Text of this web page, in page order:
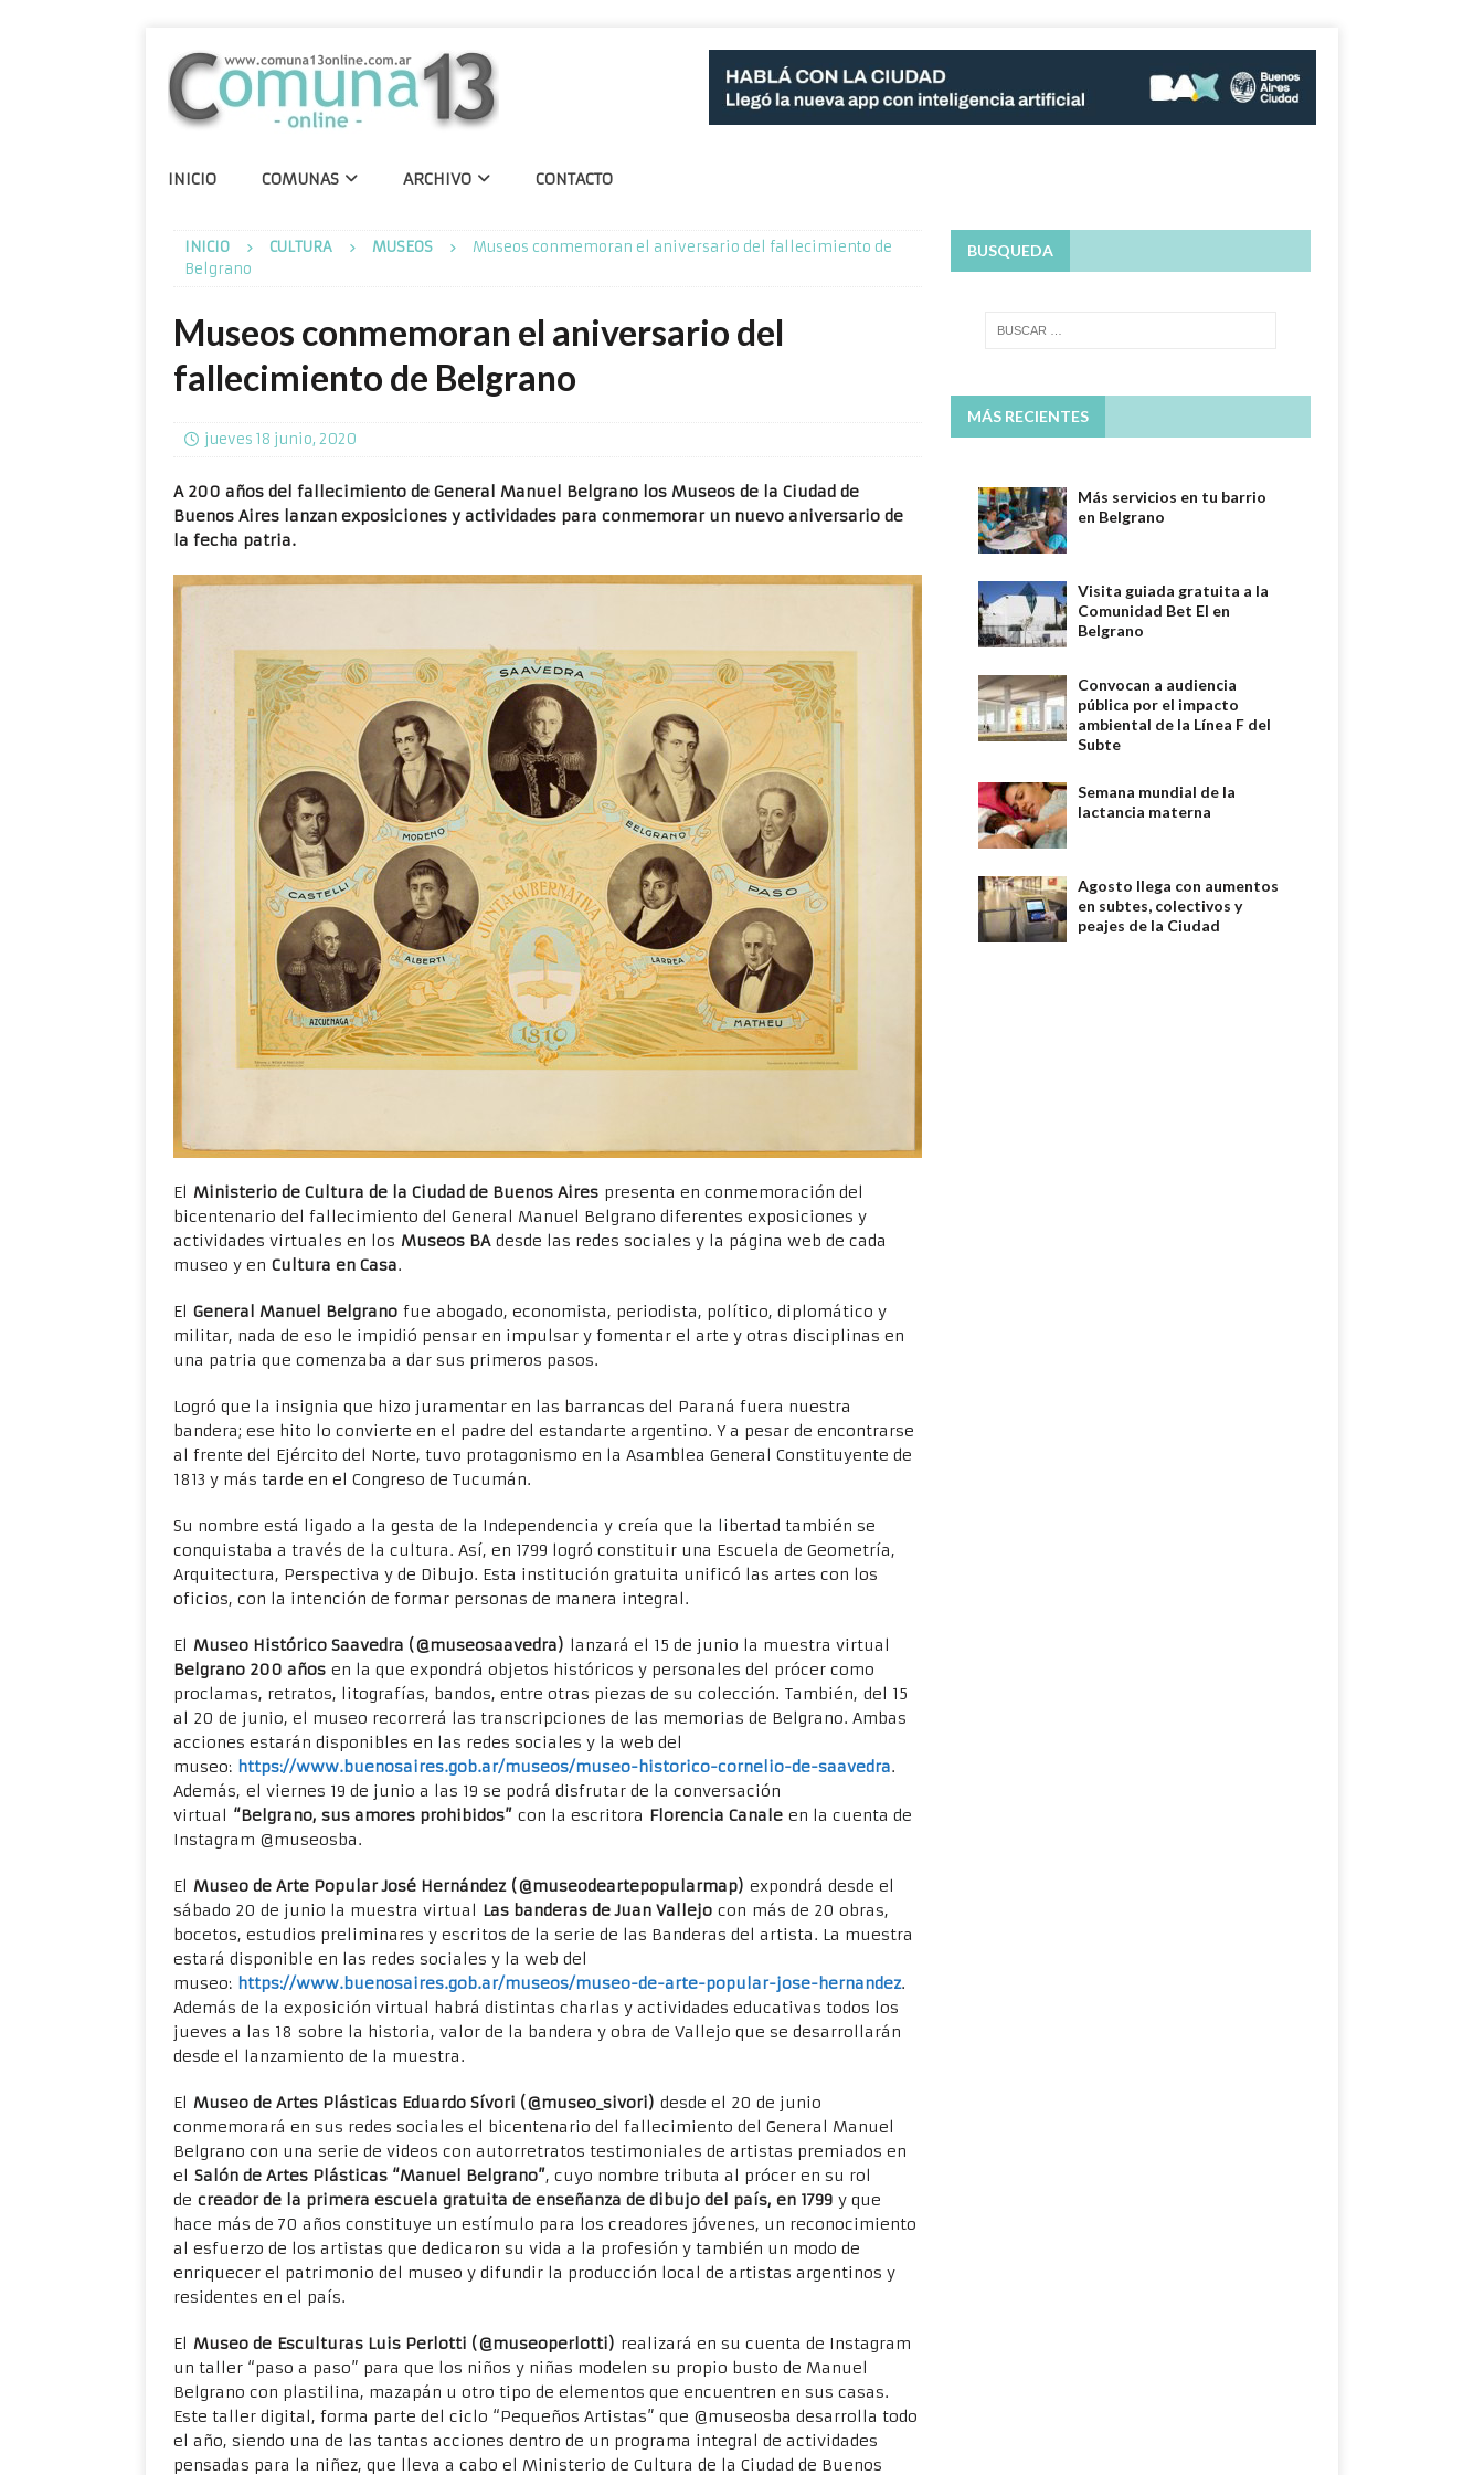
INICIO COMUNAS ARCHIVO CONTACTO
INICIO CULTURA MUSEOS
Museos conmemoran el aniversario del fallecimiento de
Belgrano
Museos conmemoran el aniversario del
fallecimiento de Belgrano
jueves 18 junio, 2020
A 200 años del fallecimiento de General Manuel Belgrano los Museos de la Ciudad de
Buenos Aires lanzan exposiciones y actividades para conmemorar un nuevo aniversario de
la fecha patria.
El Ministerio de Cultura de la Ciudad de Buenos Aires presenta en conmemoración del
bicentenario del fallecimiento del General Manuel Belgrano diferentes exposiciones y
actividades virtuales en los Museos BAdesde las redes sociales y la página web de cada
museo y en Cultura en Casa.
El General Manuel Belgrano fue abogado, economista, periodista, político, diplomático y
militar, nada de eso le impidió pensar en impulsar y fomentar el arte y otras disciplinas en
una patria que comenzaba a dar sus primeros pasos.
Logró que la insignia que hizo juramentar en las barrancas del Paraná fuera nuestra
bandera; ese hito lo convierte en el padre del estandarte argentino. Y a pesar de encontrarse
al frente del Ejército del Norte, tuvo protagonismo en la Asamblea General Constituyente de
1813 y más tarde en el Congreso de Tucumán.
Su nombre está ligado a la gesta de la Independencia y creía que la libertad también se
conquistaba a través de la cultura. Así, en 1799 logró constituir una Escuela de Geometría,
Arquitectura, Perspectiva y de Dibujo. Esta institución gratuita unificó las artes con los
oficios, con la intención de formar personas de manera integral.
El Museo Histórico Saavedra (@museosaavedra) lanzará el 15 de junio la muestra virtual
Belgrano 200 años en la que expondrá objetos históricos y personales del prócer como
proclamas, retratos, litografías, bandos, entre otras piezas de su colección. También, del 15
al 20 de junio, el museo recorrerá las transcripciones de las memorias de Belgrano. Ambas
acciones estarán disponibles en las redes sociales y la web del
museo: https://www.buenosaires.gob.ar/museos/museo-historico-cornelio-de-saavedra.
Además, el viernes 19 de junio a las 19 se podrá disfrutar de la conversación
virtual “Belgrano, sus amores prohibidos” con la escritora Florencia Canale en la cuenta de
Instagram @museosba.
El Museo de Arte Popular José Hernández (@museodeartepopularmap) expondrá desde el
sábado 20 de junio la muestra virtual Las banderas de Juan Vallejo con más de 20 obras,
bocetos, estudios preliminares y escritos de la serie de las Banderas del artista. La muestra
estará disponible en las redes sociales y la web del
museo: https://www.buenosaires.gob.ar/museos/museo-de-arte-popular-jose-hernandez.
Además de la exposición virtual habrá distintas charlas y actividades educativas todos los
jueves a las 18 sobre la historia, valor de la bandera y obra de Vallejo que se desarrollarán
desde el lanzamiento de la muestra.
El Museo de Artes Plásticas Eduardo Sívori (@museo_sivori) desde el 20 de junio
conmemorará en sus redes sociales el bicentenario del fallecimiento del General Manuel
Belgrano con una serie de videos con autorretratos testimoniales de artistas premiados en
el Salón de Artes Plásticas “Manuel Belgrano”, cuyo nombre tributa al prócer en su rol
de creador de la primera escuela gratuita de enseñanza de dibujo del país, en 1799 y que
hace más de 70 años constituye un estímulo para los creadores jóvenes, un reconocimiento
al esfuerzo de los artistas que dedicaron su vida a la profesión y también un modo de
enriquecer el patrimonio del museo y difundir la producción local de artistas argentinos y
residentes en el país.
El Museo de Esculturas Luis Perlotti (@museoperlotti) realizará en su cuenta de Instagram
un taller “paso a paso” para que los niños y niñas modelen su propio busto de Manuel
Belgrano con plastilina, mazapán u otro tipo de elementos que encuentren en sus casas.
Este taller digital, forma parte del ciclo “Pequeños Artistas” que @museosba desarrolla todo
el año, siendo una de las tantas acciones dentro de un programa integral de actividades
pensadas para la niñez, que lleva a cabo el Ministerio de Cultura de la Ciudad de Buenos
BUSQUEDA
MÁS RECIENTES
Más servicios en tu barrio
en Belgrano
Visita guiada gratuita a la
Comunidad Bet El en
Belgrano
Convocan a audiencia
pública por el impacto
ambiental de la Línea F del
Subte
Semana mundial de la
lactancia materna
Agosto llega con aumentos
en subtes, colectivos y
peajes de la Ciudad